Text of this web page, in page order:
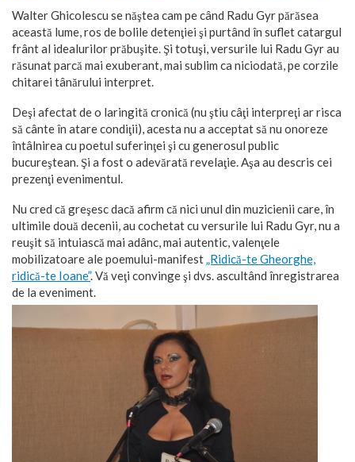
Walter Ghicolescu se năştea cam pe când Radu Gyr părăsea
această lume, ros de bolile detenţiei şi purtând în suflet catargul
frânt al idealurilor prăbuşite. Şi totuşi, versurile lui Radu Gyr au
răsunat parcă mai exuberant, mai sublim ca niciodată, pe corzile
chitarei tânărului interpret.
Deşi afectat de o laringită cronică (nu ştiu câţi interpreţi ar risca
să cânte în atare condiţii), acesta nu a acceptat să nu onoreze
întâlnirea cu poetul suferinţei şi cu generosul public
bucureştean. Şi a fost o adevărată revelaţie. Aşa au descris cei
prezenţi evenimentul.
Nu cred că greşesc dacă afirm că nici unul din muzicienii care, în
ultimile două decenii, au cochetat cu versurile lui Radu Gyr, nu a
reuşit să intuiască mai adânc, mai autentic, valenţele
mobilizatoare ale poemului-manifest„Ridică-te Gheorghe,
ridică-te Ioane”. Vă veţi convinge şi dvs. ascultând înregistrarea
de la eveniment.